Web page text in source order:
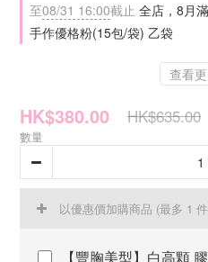
至08/31 16:00截止 全店，8月
手作優格粉(15包/袋) 乙袋
查看
HK$380.00 HK$635.00
數量
以優惠價加購商品 (最多 1
【豐胸美型】白高顆